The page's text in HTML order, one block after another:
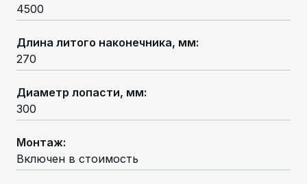
4500
Длина литого наконечника, мм:
270
Диаметр лопасти, мм:
300
Монтаж:
Включен в стоимость